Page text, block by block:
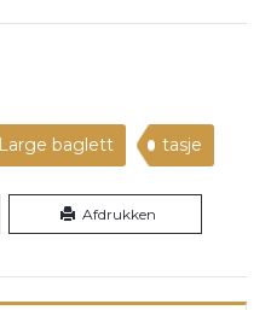
Large baglett tasje
Afdrukken